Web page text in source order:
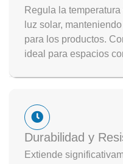
Regula la
luz solar,
para los productos.
ideal para espacios
Durabilidad y
Extiende